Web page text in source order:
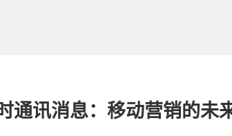
讯消息：移动营销的未